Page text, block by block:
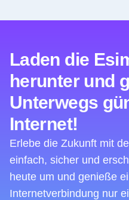
Laden die
herunter und
Unterwegs
Internet!
Erlebe die Zukunft mit
einfach, sicher und
heute um und genieße
Internetverbindung nur